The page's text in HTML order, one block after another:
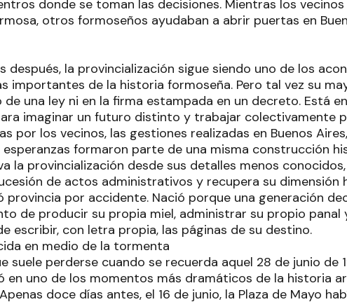
donde se toman las decisiones. Mientras los vecinos
otros formoseños ayudaban a abrir puertas en
después, la provincialización sigue siendo uno de los
importantes de la historia formoseña. Pero tal vez su
una ley ni en la firma estampada en un decreto. Está
imaginar un futuro distinto y trabajar colectivamente
por los vecinos, las gestiones realizadas en Buenos
formaron parte de una misma construcción
la provincialización desde sus detalles menos
de actos administrativos y recupera su dimensión
provincia por accidente. Nació porque una generación
de producir su propia miel, administrar su propio panal
escribir, con letra propia, las páginas de su destino.
en medio de la tormenta
suele perderse cuando se recuerda aquel 28 de junio de
en uno de los momentos más dramáticos de la historia
doce días antes, el 16 de junio, la Plaza de Mayo